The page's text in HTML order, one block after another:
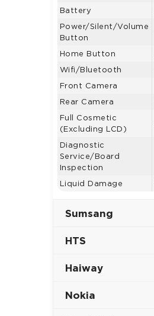
Battery
Power/Silent/Volume
Button
Home Button
Wifi/Bluetooth
Front Camera
Rear Camera
Full Cosmetic
(Excluding LCD)
Diagnostic
Service/Board
Inspection
Liquid Damage
Sumsang
HTS
Haiway
Nokia